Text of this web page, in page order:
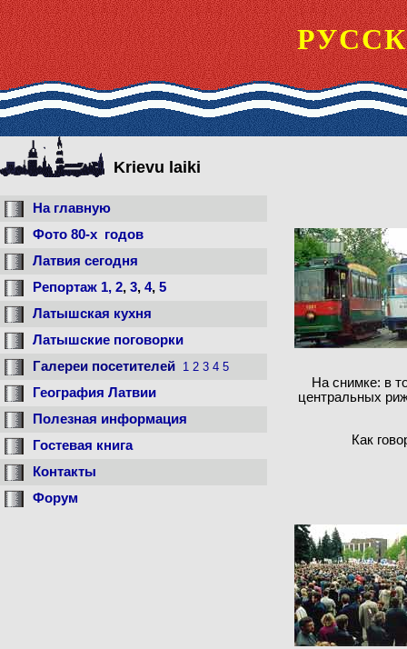
Krievu laiki
На главную
Фото 80-x годов
Латвия сегодня
Репортаж 1, 2, 3, 4, 5
Латышская кухня
Латышские поговорки
Галереи посетителей 1 2 3 4 5
География Латвии
Полезная информация
Гостевая книга
Контакты
Форум
На снимке: в
центральных
Как